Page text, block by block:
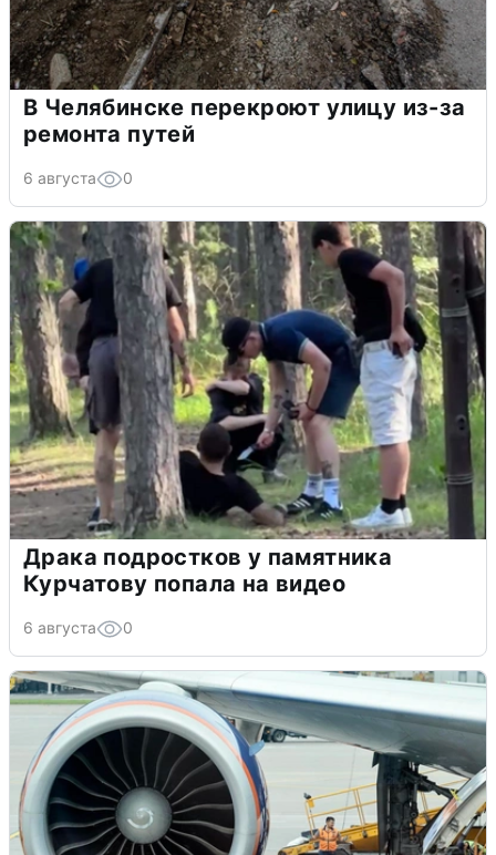
В Челябинске перекроют улицу из-за
ремонта путей
6 августа 0
Драка подростков у памятника
Курчатову попала на видео
6 августа 0